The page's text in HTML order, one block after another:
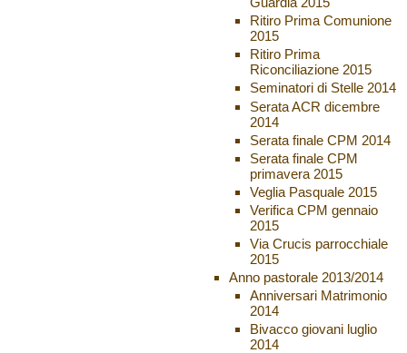
Ritiro Prima Comunione
2015
Ritiro Prima
Riconciliazione 2015
Seminatori di Stelle 2014
Serata ACR dicembre
2014
Serata finale CPM 2014
Serata finale CPM
primavera 2015
Veglia Pasquale 2015
Verifica CPM gennaio
2015
Via Crucis parrocchiale
2015
Anno pastorale 2013/2014
Anniversari Matrimonio
2014
Bivacco giovani luglio
2014